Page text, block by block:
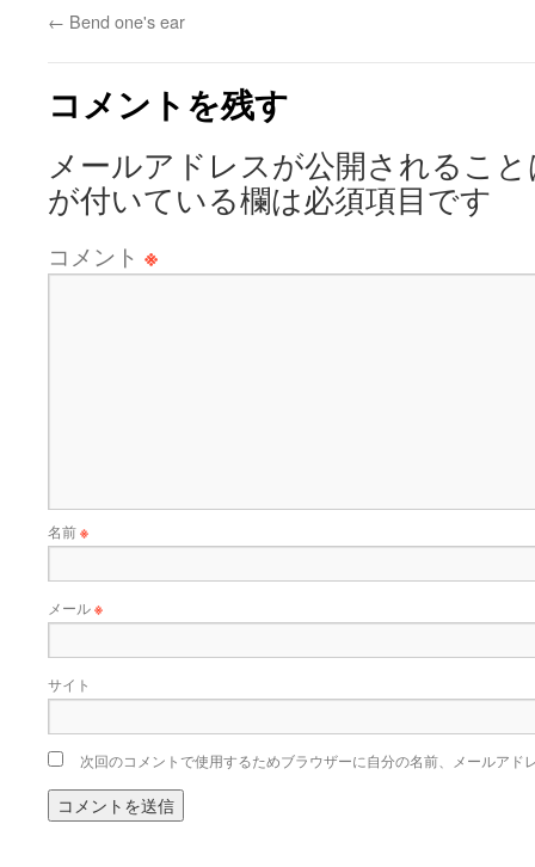
← Bend one's ear
コメントを残す
メールアドレスが公開されるこ
が付いている欄は必須項目です
コメント ※
名前※
メール※
サイト
次回のコメントで使用するためブラウザーに自分の名前、メールアド